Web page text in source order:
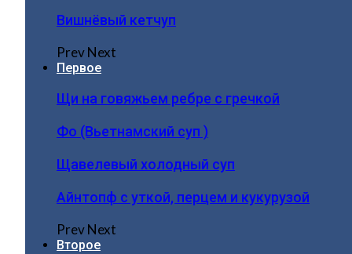
Вишнёвый кетчуп
PrevNext
Первое
Щи на говяжьем ребре с гречкой
Фо (Вьетнамский суп )
Щавелевый холодный суп
Айнтопф с уткой, перцем и кукурузой
PrevNext
Второе